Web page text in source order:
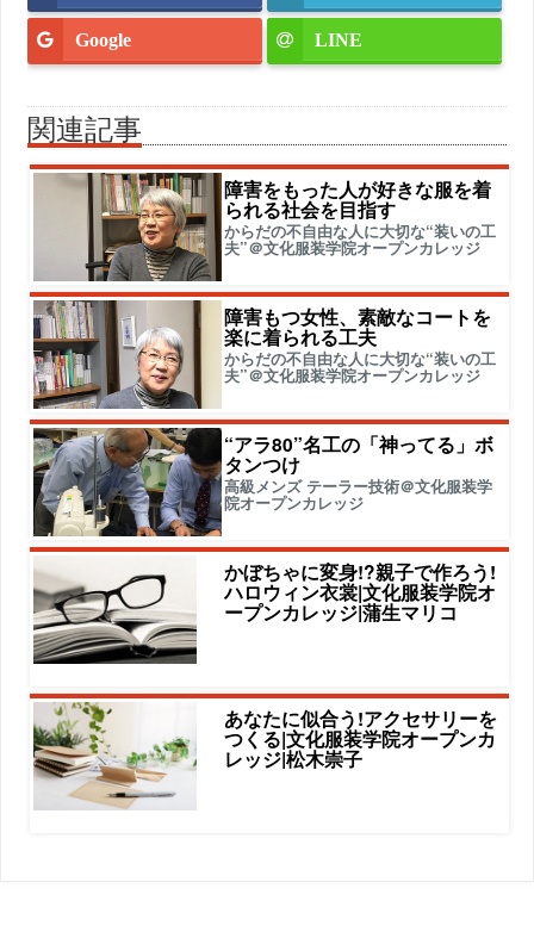
Google LINE
関連記事
障害をもった人が好きな服を着
られる社会を目指す
からだの不自由な人に大切な“装いの工
夫”＠文化服装学院オープンカレッジ
障害もつ女性、素敵なコートを
楽に着られる工夫
からだの不自由な人に大切な“装いの工
夫”＠文化服装学院オープンカレッジ
“アラ80”名工の「神ってる」ボ
タンつけ
高級メンズ テーラー技術＠文化服装学
院オープンカレッジ
かぼちゃに変身!?親子で作ろう!
ハロウィン衣裳|文化服装学院オ
ープンカレッジ|蒲生マリコ
あなたに似合う!アクセサリーを
つくる|文化服装学院オープンカ
レッジ|松木崇子